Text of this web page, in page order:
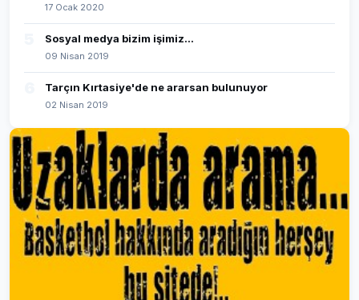
17 Ocak 2020
Sosyal medya bizim işimiz...
09 Nisan 2019
Tarçın Kırtasiye'de ne ararsan bulunuyor
02 Nisan 2019